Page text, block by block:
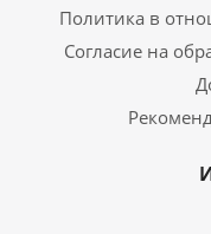
Политика в
Согласие на